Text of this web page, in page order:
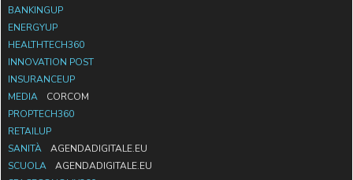
BANKINGUP
ENERGYUP
HEALTHTECH360
INNOVATION POST
INSURANCEUP
MEDIA
CORCOM
PROPTECH360
RETAILUP
SANITÀ
AGENDADIGITALE.EU
SCUOLA
AGENDADIGITALE.EU